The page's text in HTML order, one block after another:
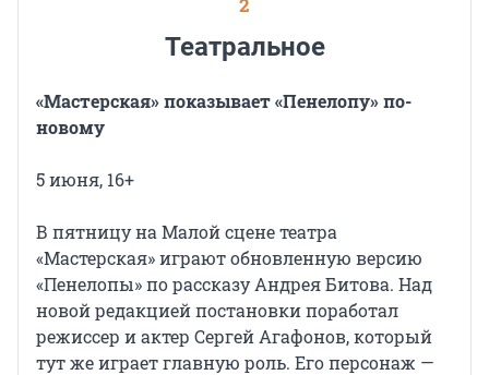
Театральное
«Мастерская» показывает «Пенелопу» по-
новому
5 июня, 16+
В пятницу на Малой сцене театра
«Мастерская» играют обновленную версию
«Пенелопы» по рассказу Андрея Битова. Над
новой редакцией постановки поработал
режиссер и актер Сергей Агафонов, который
тут же играет главную роль. Его персонаж —